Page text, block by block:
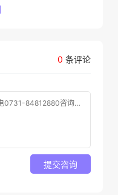
0 条评论
提交咨询